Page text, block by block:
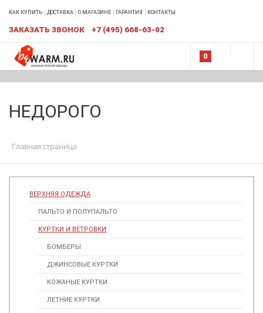
КАК КУПИТЬ ДОСТАВКА О МАГАЗИНЕ ГАРАНТИЯ КОНТАКТЫ
ЗАКАЗАТЬ ЗВОНОК +7 (495) 668-63-02
0
НЕДОРОГО
Главная страница
ВЕРХНЯЯ ОДЕЖДА
ПАЛЬТО И ПОЛУПАЛЬТО
КУРТКИ И ВЕТРОВКИ
БОМБЕРЫ
ДЖИНСОВЫЕ КУРТКИ
КОЖАНЫЕ КУРТКИ
ЛЕТНИЕ КУРТКИ